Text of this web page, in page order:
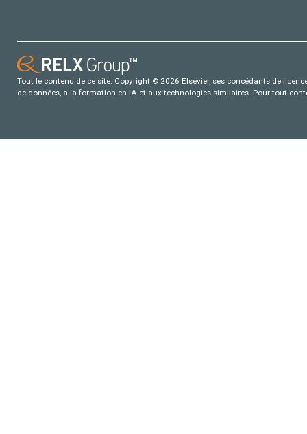
Tout le contenu de ce site: Copyright © 2026 Elsevier, ses concédants de
de données, a la formation en IA et aux technologies similaires. Pour tout